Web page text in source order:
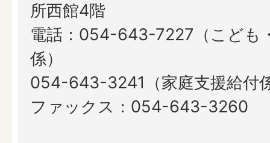
所西館4階
電話：054-643-7227（こども
係）
054-643-3241（家庭支援給付
ファックス：054-643-3260